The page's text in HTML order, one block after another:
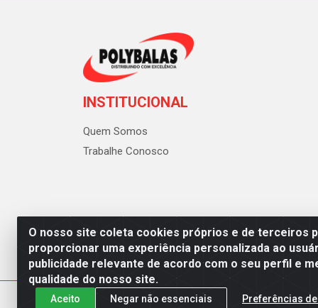
O nosso site coleta cookies próprios e de terceiros
proporcionar uma experiência personalizada ao
publicidade relevante de acordo com o seu perfil e
qualidade do nosso site.
Aceito Negar não essenciais Preferências
INSTITUCIONAL
Quem Somos
Trabalhe Conosco
Polybalas - Rua João Miguel